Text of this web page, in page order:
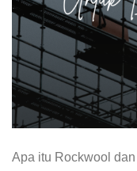
Apa itu Rockwool